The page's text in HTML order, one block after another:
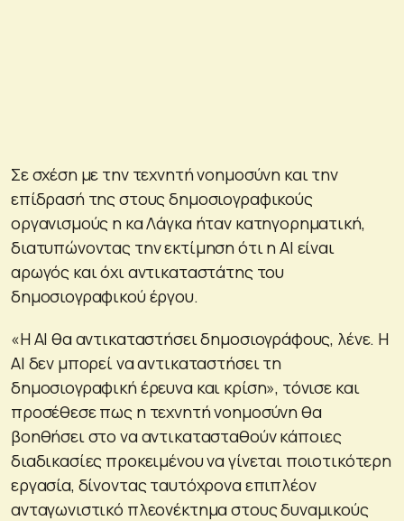
Σε σχέση με την τεχνητή νοημοσύνη και την
επίδρασή της στους δημοσιογραφικούς
οργανισμούς η κα Λάγκα ήταν κατηγορηματική,
διατυπώνοντας την εκτίμηση ότι η AI είναι
αρωγός και όχι αντικαταστάτης του
δημοσιογραφικού έργου.
«Η ΑΙ θα αντικαταστήσει δημοσιογράφους, λένε. Η
ΑΙ δεν μπορεί να αντικαταστήσει τη
δημοσιογραφική έρευνα και κρίση», τόνισε και
προσέθεσε πως η τεχνητή νοημοσύνη θα
βοηθήσει στο να αντικατασταθούν κάποιες
διαδικασίες προκειμένου να γίνεται ποιοτικότερη
εργασία, δίνοντας ταυτόχρονα επιπλέον
ανταγωνιστικό πλεονέκτημα στους δυναμικούς